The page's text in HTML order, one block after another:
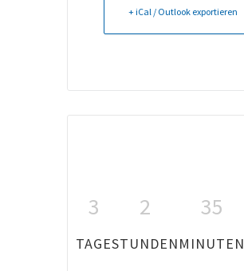
+ iCal / Outlook exportieren
3
TAGE
2
STUNDEN
35
MINUTEN